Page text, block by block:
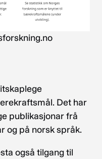
Det har
publikasjonar frå
og på norsk språk.
også tilgang til